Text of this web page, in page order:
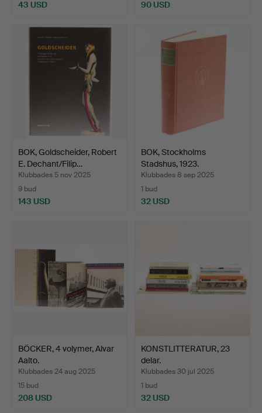
43 USD 90 USD
BOK, Goldscheider, Robert
E. Dechant/Filip…
Klubbades 5 nov 2025
9 bud
143 USD
BOK, Stockholms
Stadshus, 1923.
Klubbades 8 sep 2025
1 bud
32 USD
BÖCKER, 4 volymer, Alvar
Aalto.
Klubbades 24 aug 2025
15 bud
208 USD
KONSTLITTERATUR, 23
delar.
Klubbades 30 jul 2025
1 bud
32 USD